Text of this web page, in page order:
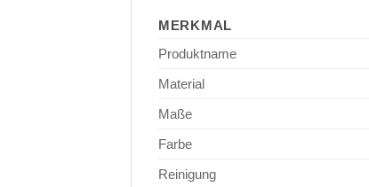
MERKMAL
Produktname
Material
Maße
Farbe
Reinigung